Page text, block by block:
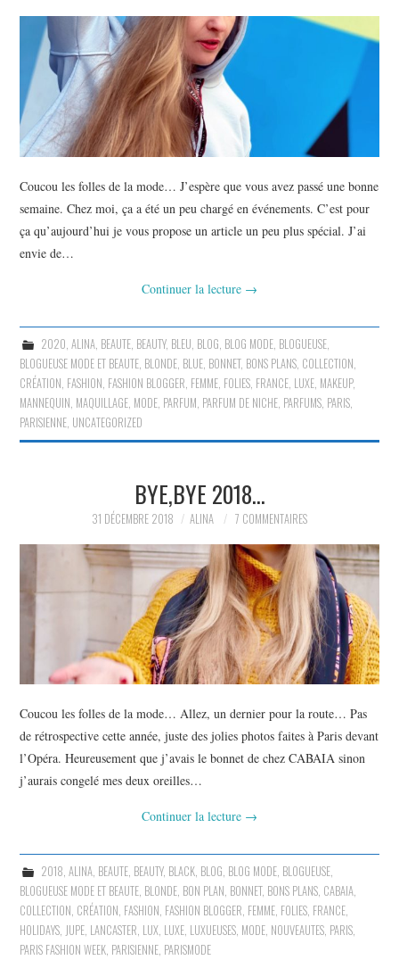
LUXE ET LA BEAUTÉ EN Y
AJOUTANT MON PETIT
GRAIN DE FOLIE ET MES
PETITS TUYAUX…
Coucou les folles de la mode… J’espère que vous avez passé une bonne
semaine. Chez moi, ça a été un peu chargé en événements. C’est pour
ça qu’aujourd’hui je vous propose un article un peu plus spécial. J’ai
envie de…
Continuer la lecture →
2020 ALINA, BEAUTE, BEAUTY, BLEU BLOG BLOG MODE, BLOGUEUSE,
BLOGUEUSE MODE ET BEAUTE BLONDE BLUE BONNET, BONS PLANS COLLECTION
CRÉATION FASHION FASHION BLOGGER FEMME FOLIES FRANCE LUXE MAKEUP,
MANNEQUIN MAQUILLAGE MODE PARFUM PARFUM DE NICHE PARFUMS PARIS
PARISIENNE UNCATEGORIZED
BYE,BYE 2018…
31 DÉCEMBRE 2018 ALINA 7 COMMENTAIRES
Coucou les folles de la mode… Allez, un dernier pour la route… Pas
de rétrospective cette année, juste des jolies photos faites à Paris devant
l’Opéra. Heureusement que j’avais le bonnet de chez CABAIA sinon
j’aurais congelé mes deux oreilles…
Continuer la lecture →
2018, ALINA, BEAUTE, BEAUTY, BLACK, BLOG, BLOG MODE, BLOGUEUSE,
BLOGUEUSE MODE ET BEAUTE, BLONDE, BON PLAN, BONNET, BONS PLANS, CABAIA,
COLLECTION, CRÉATION, FASHION, FASHION BLOGGER, FEMME, FOLIES, FRANCE,
HOLIDAYS, JUPE, LANCASTER, LUX, LUXE, LUXUEUSES, MODE, NOUVEAUTES, PARIS,
PARIS FASHION WEEK, PARISIENNE, PARISMODE